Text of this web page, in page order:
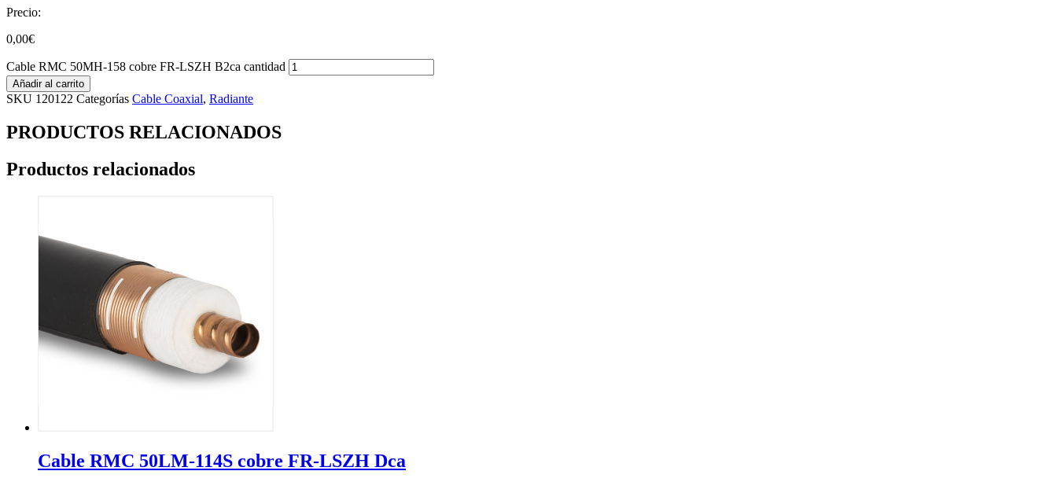
Precio:
0,00€
Cable RMC 50MH-158 cobre FR-LSZH B2ca cantidad
Añadir al carrito
SKU 120122 Categorías Cable Coaxial, Radiante
PRODUCTOS RELACIONADOS
Productos relacionados
Cable RMC 50LM-114S cobre FR-LSZH Dca